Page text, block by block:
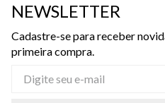
NEWSLETTER
Cadastre-se para receber
primeira compra.